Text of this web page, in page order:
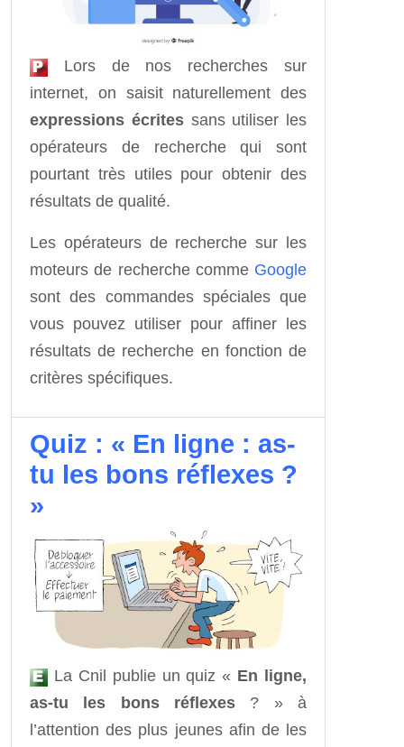
Lors de nos recherches sur
internet, on saisit naturellement des
expressions écritessans utiliser les
opérateurs de recherche qui sont
pourtant très utiles pour obtenir des
résultats de qualité.
Les opérateurs de recherche sur les
moteurs de recherche comme Google
sont des commandes spéciales que
vous pouvez utiliser pour affiner les
résultats de recherche en fonction de
critères spécifiques.
Quiz : « En ligne : as-
tu les bons réflexes ?
»
La Cnil publie un quiz « En ligne,
as-tu les bons réflexes ? » à
l’attention des plus jeunes afin de les